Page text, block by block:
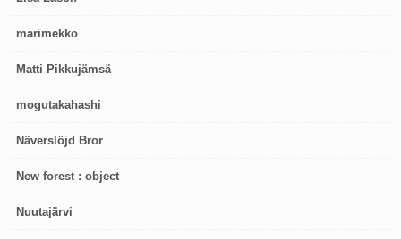
marimekko
Matti Pikkujämsä
mogutakahashi
Näverslöjd Bror
New forest : object
Nuutajärvi